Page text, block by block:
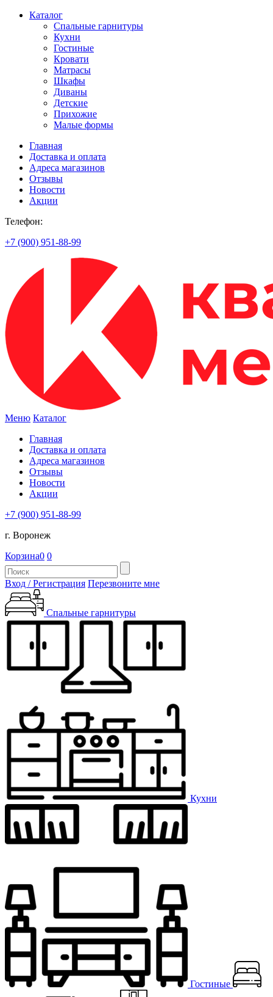
Каталог
Спальные гарнитуры
Кухни
Гостиные
Кровати
Матрасы
Шкафы
Диваны
Детские
Прихожие
Малые формы
Главная
Доставка и оплата
Адреса магазинов
Отзывы
Новости
Акции
Телефон:
+7 (900) 951-88-99
Меню Каталог
Главная
Доставка и оплата
Адреса магазинов
Отзывы
Новости
Акции
+7 (900) 951-88-99
г. Воронеж
Корзина0 0
Вход / Регистрация Перезвоните мне
Спальные гарнитуры
Кухни
Гостиные